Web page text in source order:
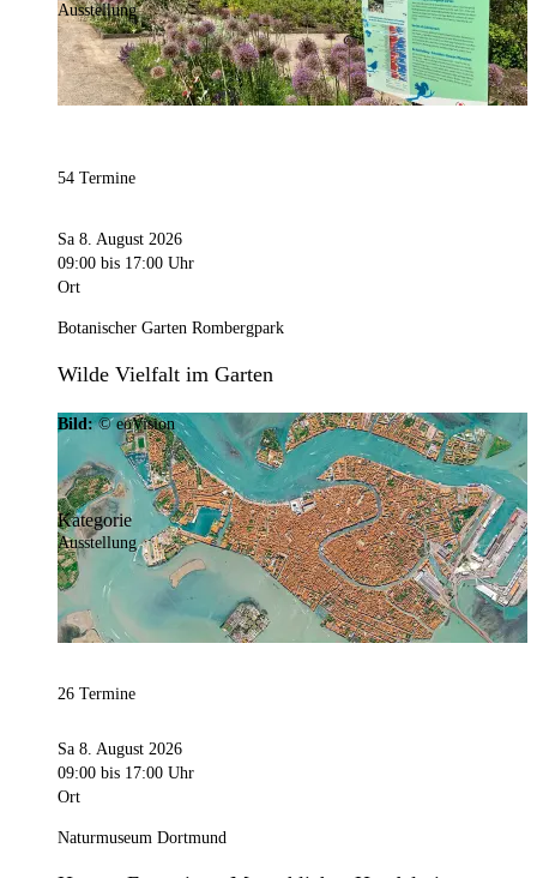
Ausstellung
54 Termine
Sa 8. August 2026
09:00 bis 17:00 Uhr
Ort
Botanischer Garten Rombergpark
Wilde Vielfalt im Garten
Bild:© eoVision
Kategorie
Ausstellung
26 Termine
Sa 8. August 2026
09:00 bis 17:00 Uhr
Ort
Naturmuseum Dortmund